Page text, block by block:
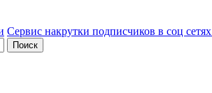
Сервис накрутки подписчиков в соц сетях